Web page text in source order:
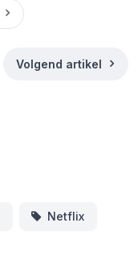
Volgend artikel
Netflix